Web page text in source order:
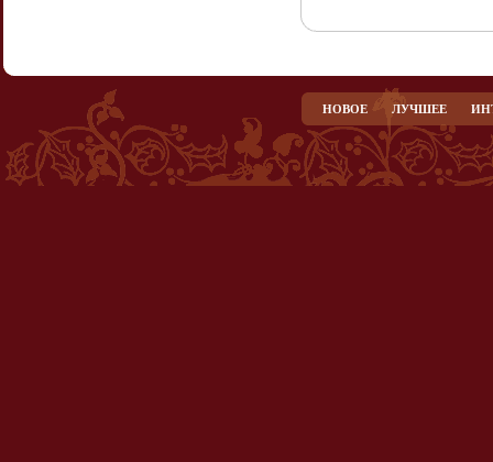
НОВОЕ ЛУЧШЕЕ